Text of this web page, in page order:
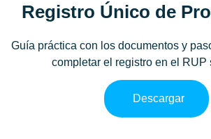
Registro Único de
Guía práctica con los documentos y
completar el registro en el RUP
Descargar